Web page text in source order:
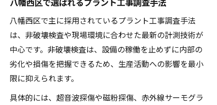
八幡西区で主に採用されているプラント工事調査手法
は、非破壊検査や現場環境に合わせた最新の計測技術が
中心です。非破壊検査は、設備の稼働を止めずに内部の
劣化や損傷を把握できるため、生産活動への影響を最小
限に抑えられます。
具体的には、超音波探傷や磁粉探傷、赤外線サーモグラ